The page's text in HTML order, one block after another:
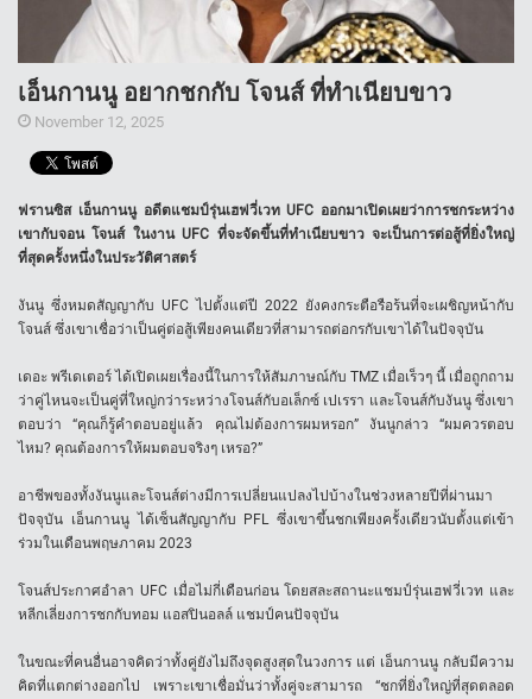
เอ็นกานนู อยากชกกับ โจนส์ ที่ทำเนียบขาว
November 12, 2025
ฟรานซิส เอ็นกานนู ​​อดีตแชมป์รุ่นเฮฟวี่เวท UFC ออกมาเปิดเผยว่าการชกระหว่าง
เขากับจอน โจนส์ ในงาน UFC ที่จะจัดขึ้นที่ทำเนียบขาว จะเป็นการต่อสู้ที่ยิ่งใหญ่
ที่สุดครั้งหนึ่งในประวัติศาสตร์
งันนู ​​ซึ่งหมดสัญญากับ UFC ไปตั้งแต่ปี 2022 ยังคงกระตือรือร้นที่จะเผชิญหน้ากับ
โจนส์ ซึ่งเขาเชื่อว่าเป็นคู่ต่อสู้เพียงคนเดียวที่สามารถต่อกรกับเขาได้ในปัจจุบัน
เดอะ พรีเดเตอร์ ได้เปิดเผยเรื่องนี้ในการให้สัมภาษณ์กับ TMZ เมื่อเร็วๆ นี้ เมื่อถูกถาม
ว่าคู่ไหนจะเป็นคู่ที่ใหญ่กว่าระหว่างโจนส์กับอเล็กซ์ เปเรรา และโจนส์กับงันนู ​​ซึ่งเขา
ตอบว่า “คุณก็รู้คำตอบอยู่แล้ว คุณไม่ต้องการผมหรอก” งันนูกล่าว “ผมควรตอบ
ไหม? คุณต้องการให้ผมตอบจริงๆ เหรอ?”
อาชีพของทั้งงันนูและโจนส์ต่างมีการเปลี่ยนแปลงไปบ้างในช่วงหลายปีที่ผ่านมา
ปัจจุบัน เอ็นกานนู ได้เซ็นสัญญากับ PFL ซึ่งเขาขึ้นชกเพียงครั้งเดียวนับตั้งแต่เข้า
ร่วมในเดือนพฤษภาคม 2023
โจนส์ประกาศอำลา UFC เมื่อไม่กี่เดือนก่อน โดยสละสถานะแชมป์รุ่นเฮฟวี่เวท และ
หลีกเลี่ยงการชกกับทอม แอสปินอลล์ แชมป์คนปัจจุบัน
ในขณะที่คนอื่นอาจคิดว่าทั้งคู่ยังไม่ถึงจุดสูงสุดในวงการ แต่ เอ็นกานนู กลับมีความ
คิดที่แตกต่างออกไป เพราะเขาเชื่อมั่นว่าทั้งคู่จะสามารถ “ชกที่ยิ่งใหญ่ที่สุดตลอด